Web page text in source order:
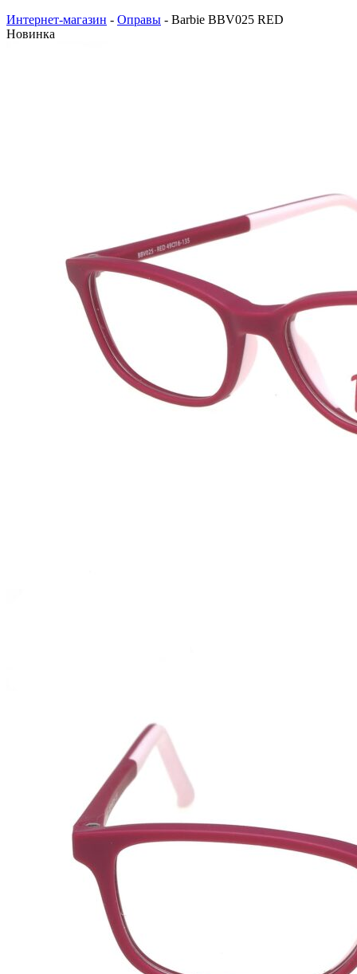
Интернет-магазин - Оправы - Barbie BBV025 RED
Новинка